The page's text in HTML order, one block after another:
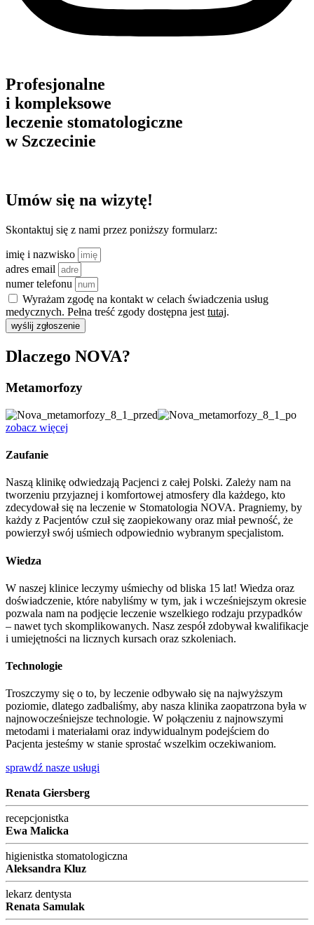
Profesjonalne
i kompleksowe
leczenie stomatologiczne
w Szczecinie
Umów się na wizytę!
Skontaktuj się z nami przez poniższy formularz:
imię i nazwisko
adres email
numer telefonu
Wyrażam zgodę na kontakt w celach świadczenia usług
medycznych. Pełna treść zgody dostępna jest tutaj.
wyślij zgłoszenie
Dlaczego NOVA?
Metamorfozy
zobacz więcej
Zaufanie
Naszą klinikę odwiedzają Pacjenci z całej Polski. Zależy nam na
tworzeniu przyjaznej i komfortowej atmosfery dla każdego, kto
zdecydował się na leczenie w Stomatologia NOVA. Pragniemy, by
każdy z Pacjentów czuł się zaopiekowany oraz miał pewność, że
powierzył swój uśmiech odpowiednio wybranym specjalistom.
Wiedza
W naszej klinice leczymy uśmiechy od bliska 15 lat! Wiedza oraz
doświadczenie, które nabyliśmy w tym, jak i wcześniejszym okresie
pozwala nam na podjęcie leczenie wszelkiego rodzaju przypadków
– nawet tych skomplikowanych. Nasz zespół zdobywał kwalifikacje
i umiejętności na licznych kursach oraz szkoleniach.
Technologie
Troszczymy się o to, by leczenie odbywało się na najwyższym
poziomie, dlatego zadbaliśmy, aby nasza klinika zaopatrzona była w
najnowocześniejsze technologie. W połączeniu z najnowszymi
metodami i materiałami oraz indywidualnym podejściem do
Pacjenta jesteśmy w stanie sprostać wszelkim oczekiwaniom.
sprawdź nasze usługi
Renata Giersberg
recepcjonistka
Ewa Malicka
higienistka stomatologiczna
Aleksandra Kluz
lekarz dentysta
Renata Samulak